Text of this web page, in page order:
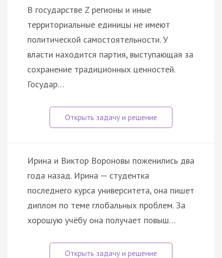
В государстве Z регионы и иные
территориальные единицы не имеют
политической самостоятельности. У
власти находится партия, выступающая за
сохранение традиционных ценностей.
Государ…
Ирина и Виктор Вороновы поженились два
года назад. Ирина — студентка
последнего курса университета, она пишет
диплом по теме глобальных проблем. За
хорошую учёбу она получает повыш…